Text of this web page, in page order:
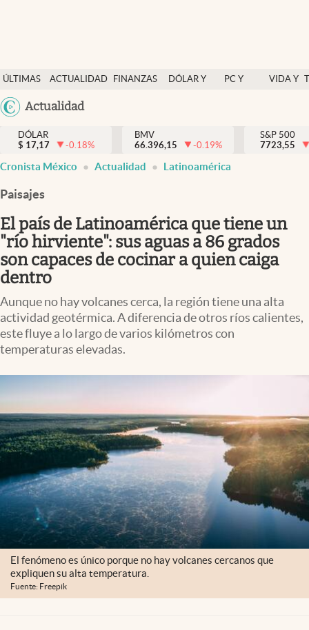
ÚLTIMAS
NOTICIAS
ACTUALIDAD
FINANZAS
DÓLAR Y
PC Y
VIDA Y
México
Actualidad
Actualidad
Finanzas y economía
Dólar y mercados
Pc y celular
Vida y estilo
Clima
Espiritualidad
DÓLAR
$ 17,17 -0.18%
BMV
66.396,15
-0.19%
S&P 500
7723,55
Cronista México Actualidad Latinoamérica
Paisajes
El país de Latinoamérica que tiene un
"río hirviente": sus aguas a 86 grados
son capaces de cocinar a quien caiga
dentro
Aunque no hay volcanes cerca, la región tiene una alta
actividad geotérmica. A diferencia de otros ríos calientes,
este fluye a lo largo de varios kilómetros con
temperaturas elevadas.
El fenómeno es único porque no hay volcanes cercanos que
expliquen su alta temperatura.
Fuente: Freepik